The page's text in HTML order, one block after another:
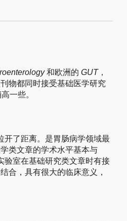
和欧洲的 GUT，
物都同时接受基础医学研究
一些。
开了距离。是胃肠病学领域最
类文章的学术水平基本与
验室在基础研究类文章时有接
合，具有很大的临床意义，